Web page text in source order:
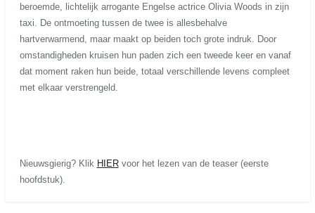
beroemde, lichtelijk arrogante Engelse actrice Olivia Woods in zijn
taxi. De ontmoeting tussen de twee is allesbehalve
hartverwarmend, maar maakt op beiden toch grote indruk. Door
omstandigheden kruisen hun paden zich een tweede keer en vanaf
dat moment raken hun beide, totaal verschillende levens compleet
met elkaar verstrengeld.
Nieuwsgierig? Klik HIERvoor het lezen van de teaser (eerste
hoofdstuk).